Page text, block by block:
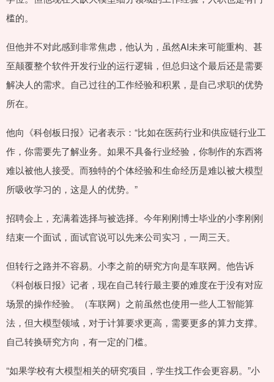
槛的。
但他并不对此感到非常焦虑，他认为，虽然AI未来可能重构、甚
至颠覆整个软件开发行业的运行逻辑，但总归这个最后还是需要
解决人的需求。自己过往的工作经验和积累，是自己求职的优势
所在。
他向《科创板日报》记者表示：“比如在医药行业和供应链行业工
作，你需要先了解业务。如果不具备行业经验，你制作的东西将
难以被他人接受。而独特的个体经验和生命经历是难以被大模型
所吸收学习的，这是人的优势。”
招聘会上，充满着选择与被选择。今年刚刚博士毕业的小李刚刚
结束一个面试，面试官说可以先来公司实习，一周三天。
但转行之路并不容易。小李之前的研究方向是车联网。他告诉
《科创板日报》记者，现在自己转行最主要的难度在于没有对应
场景的操作经验。（车联网）之前虽然也使用一些人工智能算
法，但大模型领域，对于计算要求更高，需要更多的算力支撑。
自己转换研究方向，有一定的门槛。
“如果学校有大模型相关的研究项目，学生找工作会更容易。”小